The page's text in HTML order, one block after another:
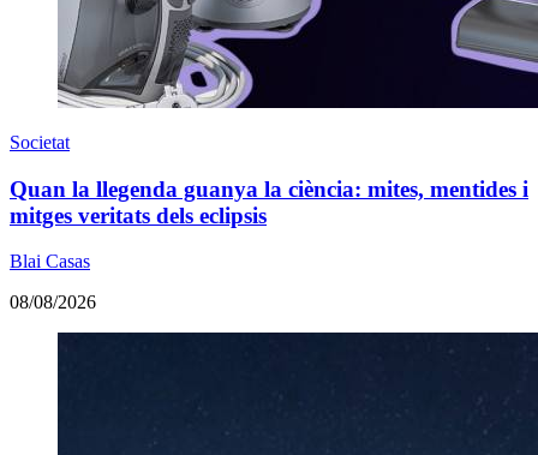
Societat
Quan la llegenda guanya la ciència: mites, mentides i
mitges veritats dels eclipsis
Blai Casas
08/08/2026